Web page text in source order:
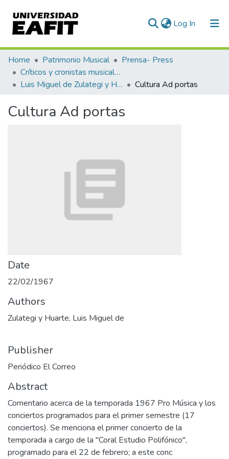
Log In (current)
Communities & Collections
All of DSpace
Home Patrimonio Musical
Prensa- Press
Críticos y cronistas musicales
Luis Miguel de Zulategi y Huarte
Cultura Ad portas
Cultura Ad portas
Date
22/02/1967
Authors
Zulategi y Huarte, Luis Miguel de
Publisher
Periódico El Correo
Abstract
Comentario acerca de la temporada 1967 Pro Música y los
conciertos programados para el primer semestre (17
conciertos). Se menciona el primer concierto de la
temporada a cargo de la "Coral Estudio Polifónico",
programado para el 22 de febrero; a este conc